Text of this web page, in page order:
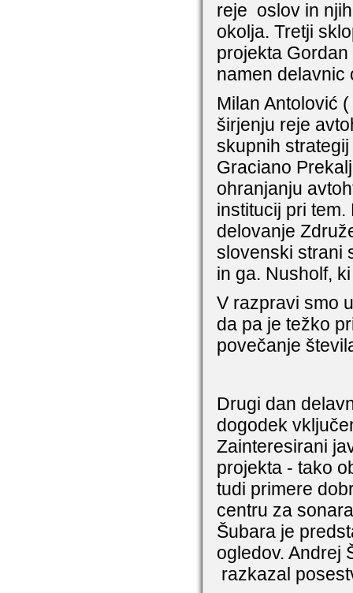
reje oslov in
okolja. Tretji
projekta
namen delavnic
Milan Antolović
širjenju reje
skupnih
Graciano
ohranjanju
institucij pri
delovanje
slovenski strani
in ga. Nusholf,
V razpravi smo
da pa je težko
povečanje
Drugi dan
dogodek
Zainteresirani
projekta - tako
tudi primere
centru za
Šubara je
ogledov. Andrej
razkazal